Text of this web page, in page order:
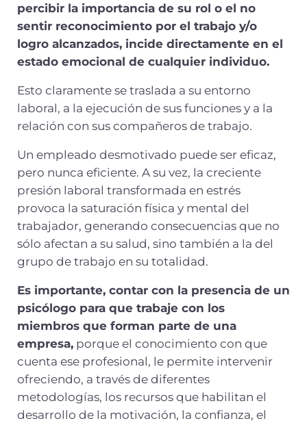
percibir la importancia de su rol o el no
sentir reconocimiento por el trabajo y/o
logro alcanzados, incide directamente en el
estado emocional de cualquier individuo.
Esto claramente se traslada a su entorno
laboral, a la ejecución de sus funciones y a la
relación con sus compañeros de trabajo.
Un empleado desmotivado puede ser eficaz,
pero nunca eficiente. A su vez, la creciente
presión laboral transformada en estrés
provoca la saturación física y mental del
trabajador, generando consecuencias que no
sólo afectan a su salud, sino también a la del
grupo de trabajo en su totalidad.
Es importante, contar con la presencia de un
psicólogo para que trabaje con los
miembros que forman parte de una
empresa,porque el conocimiento con que
cuenta ese profesional, le permite intervenir
ofreciendo, a través de diferentes
metodologías, los recursos que habilitan el
desarrollo de la motivación, la confianza, el